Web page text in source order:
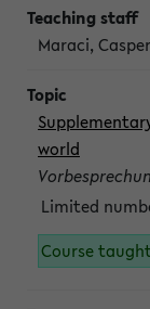
Maraci,
world
Limited
Course